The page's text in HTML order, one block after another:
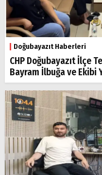
Doğubayazıt Haberleri
CHP Doğubayazıt İlçe
Bayram İlbuğa ve Ekibi